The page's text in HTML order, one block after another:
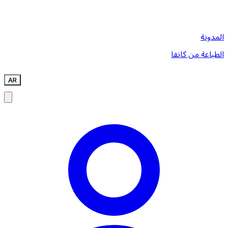
المدونة
الطباعة من كانفا
AR